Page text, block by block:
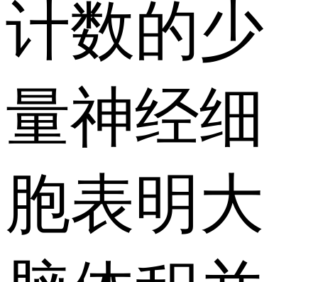
计数的少
量神经细
胞表明大